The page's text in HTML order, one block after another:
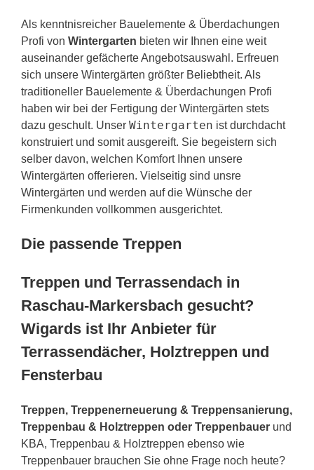
Als kenntnisreicher Bauelemente & Überdachungen
Profi von Wintergarten bieten wir Ihnen eine weit
auseinander gefächerte Angebotsauswahl. Erfreuen
sich unsere Wintergärten größter Beliebtheit. Als
traditioneller Bauelemente & Überdachungen Profi
haben wir bei der Fertigung der Wintergärten stets
dazu geschult. Unser Wintergarten ist durchdacht
konstruiert und somit ausgereift. Sie begeistern sich
selber davon, welchen Komfort Ihnen unsere
Wintergärten offerieren. Vielseitig sind unsre
Wintergärten und werden auf die Wünsche der
Firmenkunden vollkommen ausgerichtet.
Die passende Treppen
Treppen und Terrassendach in
Raschau-Markersbach gesucht?
Wigards ist Ihr Anbieter für
Terrassendächer, Holztreppen und
Fensterbau
Treppen, Treppenerneuerung & Treppensanierung,
Treppenbau & Holztreppen oder Treppenbauer und
KBA, Treppenbau & Holztreppen ebenso wie
Treppenbauer brauchen Sie ohne Frage noch heute?